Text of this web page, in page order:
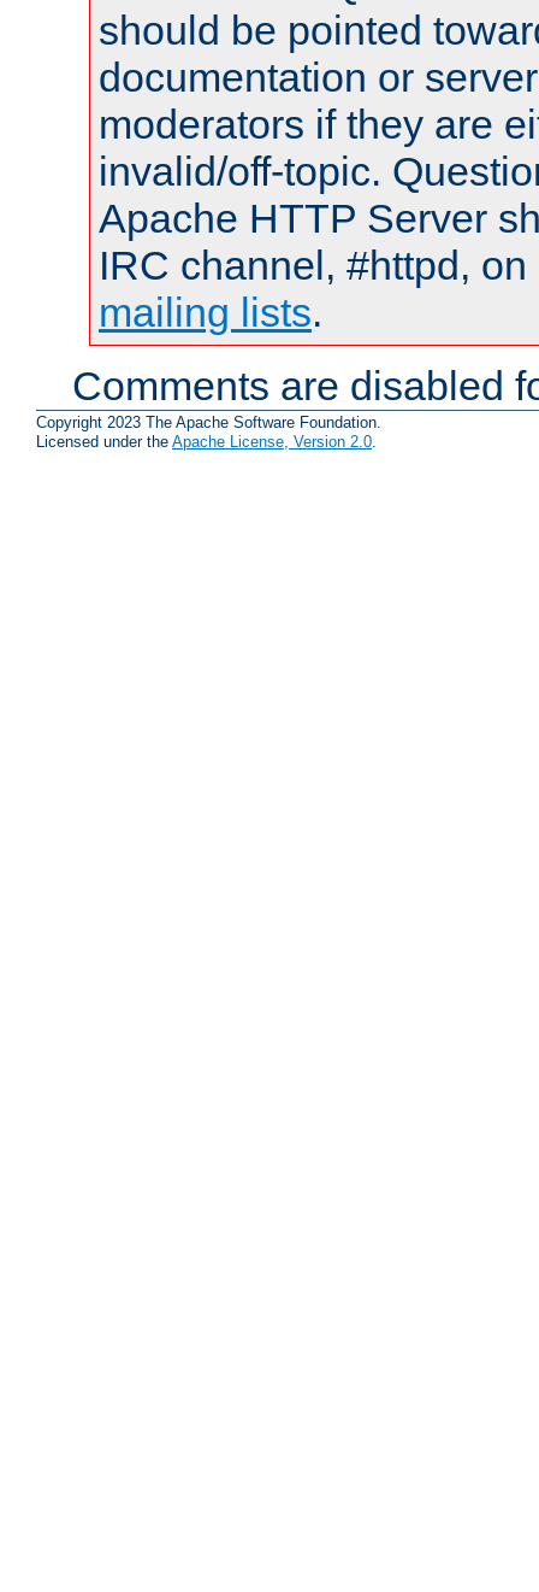
should be pointed
documentation or
moderators if they are
invalid/off-topic.
Apache HTTP Server
IRC channel, #httpd,
mailing lists.
Comments are disabled
Copyright 2023 The Apache Software Foundation.
Licensed under the Apache License, Version 2.0.